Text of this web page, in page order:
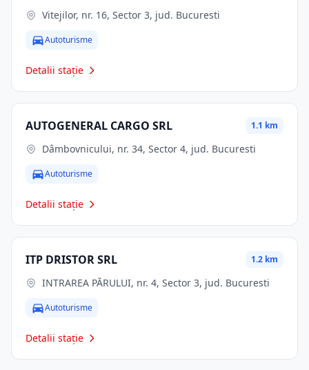
Vitejilor, nr. 16, Sector 3, jud. Bucuresti
Autoturisme
Detalii stație
AUTOGENERAL CARGO SRL 1.1 km
Dâmbovnicului, nr. 34, Sector 4, jud. Bucuresti
Autoturisme
Detalii stație
ITP DRISTOR SRL 1.2 km
INTRAREA PĂRULUI, nr. 4, Sector 3, jud. Bucuresti
Autoturisme
Detalii stație